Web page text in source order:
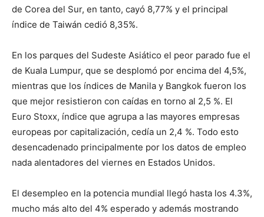
de Corea del Sur, en tanto, cayó 8,77% y el principal
índice de Taiwán cedió 8,35%.
En los parques del Sudeste Asiático el peor parado fue el
de Kuala Lumpur, que se desplomó por encima del 4,5%,
mientras que los índices de Manila y Bangkok fueron los
que mejor resistieron con caídas en torno al 2,5 %. El
Euro Stoxx, índice que agrupa a las mayores empresas
europeas por capitalización, cedía un 2,4 %. Todo esto
desencadenado principalmente por los datos de empleo
nada alentadores del viernes en Estados Unidos.
El desempleo en la potencia mundial llegó hasta los 4.3%,
mucho más alto del 4% esperado y además mostrando